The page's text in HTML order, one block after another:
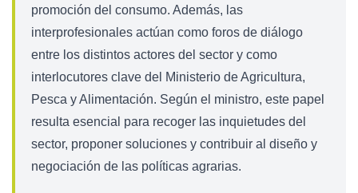
promoción del consumo. Además, las
interprofesionales actúan como foros de diálogo
entre los distintos actores del sector y como
interlocutores clave del Ministerio de Agricultura,
Pesca y Alimentación. Según el ministro, este papel
resulta esencial para recoger las inquietudes del
sector, proponer soluciones y contribuir al diseño y
negociación de las políticas agrarias.